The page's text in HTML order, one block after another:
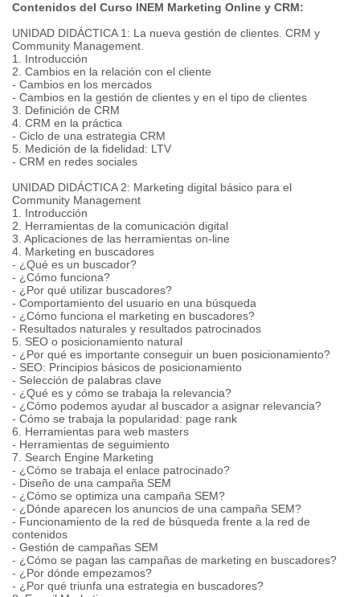
Contenidos del Curso INEM Marketing Online y CRM:
UNIDAD DIDÁCTICA 1: La nueva gestión de clientes. CRM y
Community Management.
1. Introducción
2. Cambios en la relación con el cliente
- Cambios en los mercados
- Cambios en la gestión de clientes y en el tipo de clientes
3. Definición de CRM
4. CRM en la práctica
- Ciclo de una estrategia CRM
5. Medición de la fidelidad: LTV
- CRM en redes sociales
UNIDAD DIDÁCTICA 2: Marketing digital básico para el
Community Management
1. Introducción
2. Herramientas de la comunicación digital
3. Aplicaciones de las herramientas on-line
4. Marketing en buscadores
- ¿Qué es un buscador?
- ¿Cómo funciona?
- ¿Por qué utilizar buscadores?
- Comportamiento del usuario en una búsqueda
- ¿Cómo funciona el marketing en buscadores?
- Resultados naturales y resultados patrocinados
5. SEO o posicionamiento natural
- ¿Por qué es importante conseguir un buen posicionamiento?
- SEO: Principios básicos de posicionamiento
- Selección de palabras clave
- ¿Qué es y cómo se trabaja la relevancia?
- ¿Cómo podemos ayudar al buscador a asignar relevancia?
- Cómo se trabaja la popularidad: page rank
6. Herramientas para web masters
- Herramientas de seguimiento
7. Search Engine Marketing
- ¿Cómo se trabaja el enlace patrocinado?
- Diseño de una campaña SEM
- ¿Cómo se optimiza una campaña SEM?
- ¿Dónde aparecen los anuncios de una campaña SEM?
- Funcionamiento de la red de búsqueda frente a la red de
contenidos
- Gestión de campañas SEM
- ¿Cómo se pagan las campañas de marketing en buscadores?
- ¿Por dónde empezamos?
- ¿Por qué triunfa una estrategia en buscadores?